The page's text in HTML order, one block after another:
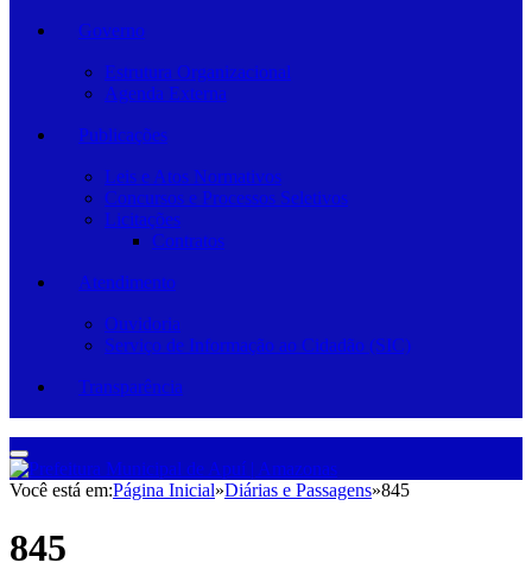
Governo
Estrutura Organizacional
Agenda Externa
Publicações
Leis e Atos Normativos
Concursos e Processos Seletivos
Licitações
Contratos
Atendimento
Ouvidoria
Serviço de Informação ao Cidadão (SIC)
Transparência
Você está em:Página Inicial»Diárias e Passagens»845
845